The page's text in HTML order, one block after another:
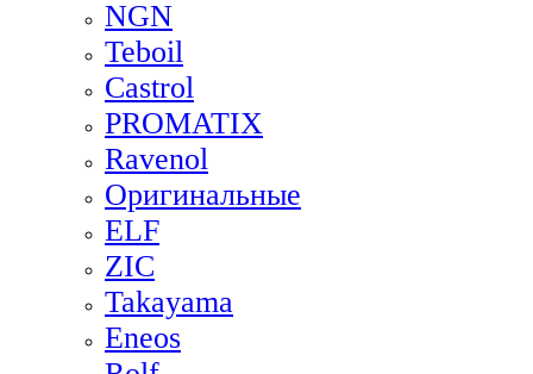
NGN
Teboil
Castrol
PROMATIX
Ravenol
Оригинальные
ELF
ZIC
Takayama
Eneos